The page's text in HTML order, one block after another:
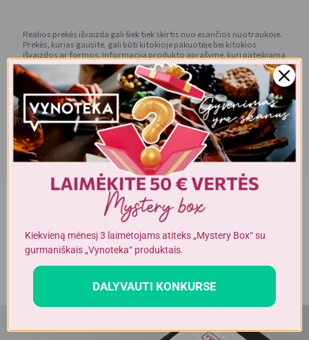
Realios prekės išvaizda gali šiek tiek skirtis nuo esančios nuotraukoje.
Prekės, kurias gausite, gali būti kitokioje pakuotėje bei kitokios
išvaizdos ar formos. Informacija produkto aprašyme, kuri pateikiama
elektroninėje parduotuvėje, yra bendro pobūdžio, todėl nėra tapati
informacijai, nurodomai ant produkto pakuotės. Ant produkto
pakuotės nurodoma informacija yra išsamesnė ir gali šiek tiek skirtis
nuo informacijos, nurodomos elektroninėje parduotuvėje pateiktų
prekių aprašymuose. Visada rekomenduojame perskaityti ir
vadovautis informacija, esančia ant prekės pakuotės. Akcijinių prekių
kiekis yra ribotas.
Alkoholinius gėrimus gali įsigyti tik asmenys,
kuriems yrane mažiau kaip 20 metų.
Kiekvieną mėnesį 3 laimėtojams atiteks „Mystery Box“ su
gurmaniškais „Vynoteka“ produktais.
DALYVAUTI KONKURSE